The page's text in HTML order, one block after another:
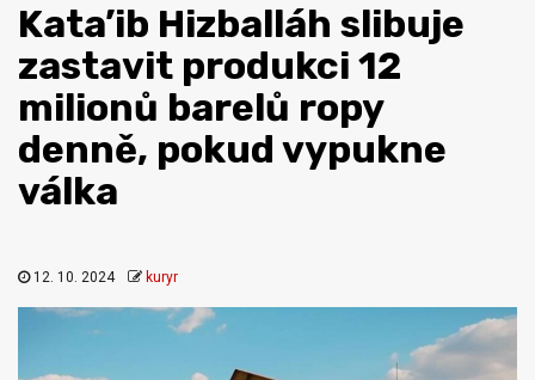
Kata’ib Hizballáh slibuje
zastavit produkci 12
milionů barelů ropy
denně, pokud vypukne
válka
12. 10. 2024 kuryr